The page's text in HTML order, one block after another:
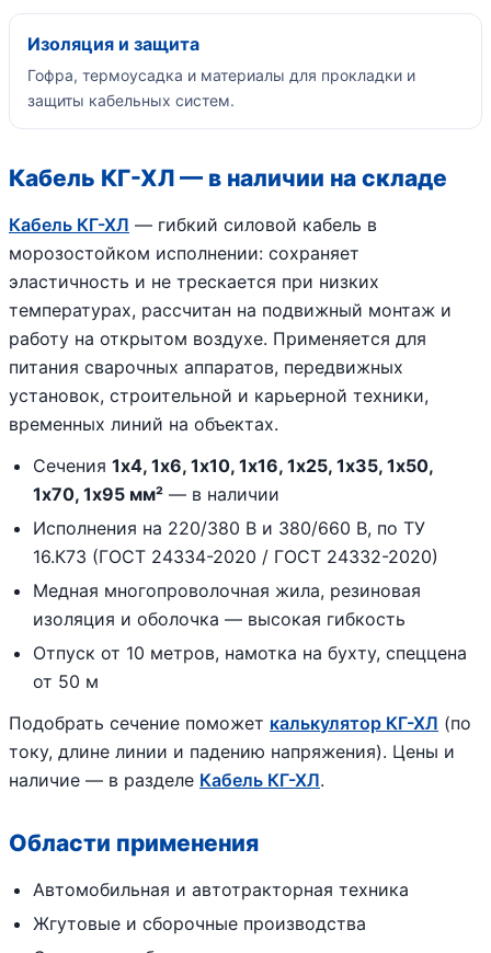
Изоляция и защита
Гофра, термоусадка и материалы для прокладки и
защиты кабельных систем.
Кабель КГ-ХЛ — в наличии на складе
Кабель КГ-ХЛ — гибкий силовой кабель в
морозостойком исполнении: сохраняет
эластичность и не трескается при низких
температурах, рассчитан на подвижный монтаж и
работу на открытом воздухе. Применяется для
питания сварочных аппаратов, передвижных
установок, строительной и карьерной техники,
временных линий на объектах.
Сечения 1х4, 1х6, 1х10, 1х16, 1х25, 1х35, 1х50,
1х70, 1х95 мм² — в наличии
Исполнения на 220/380 В и 380/660 В, по ТУ
16.К73 (ГОСТ 24334-2020 / ГОСТ 24332-2020)
Медная многопроволочная жила, резиновая
изоляция и оболочка — высокая гибкость
Отпуск от 10 метров, намотка на бухту, спеццена
от 50 м
Подобрать сечение поможет калькулятор КГ-ХЛ (по
току, длине линии и падению напряжения). Цены и
наличие — в разделе Кабель КГ-ХЛ.
Области применения
Автомобильная и автотракторная техника
Жгутовые и сборочные производства